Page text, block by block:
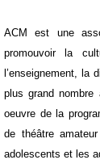
ACM est une
promouvoir la
l’enseignement, la
plus grand nombre
oeuvre de la
de théâtre
adolescents et les